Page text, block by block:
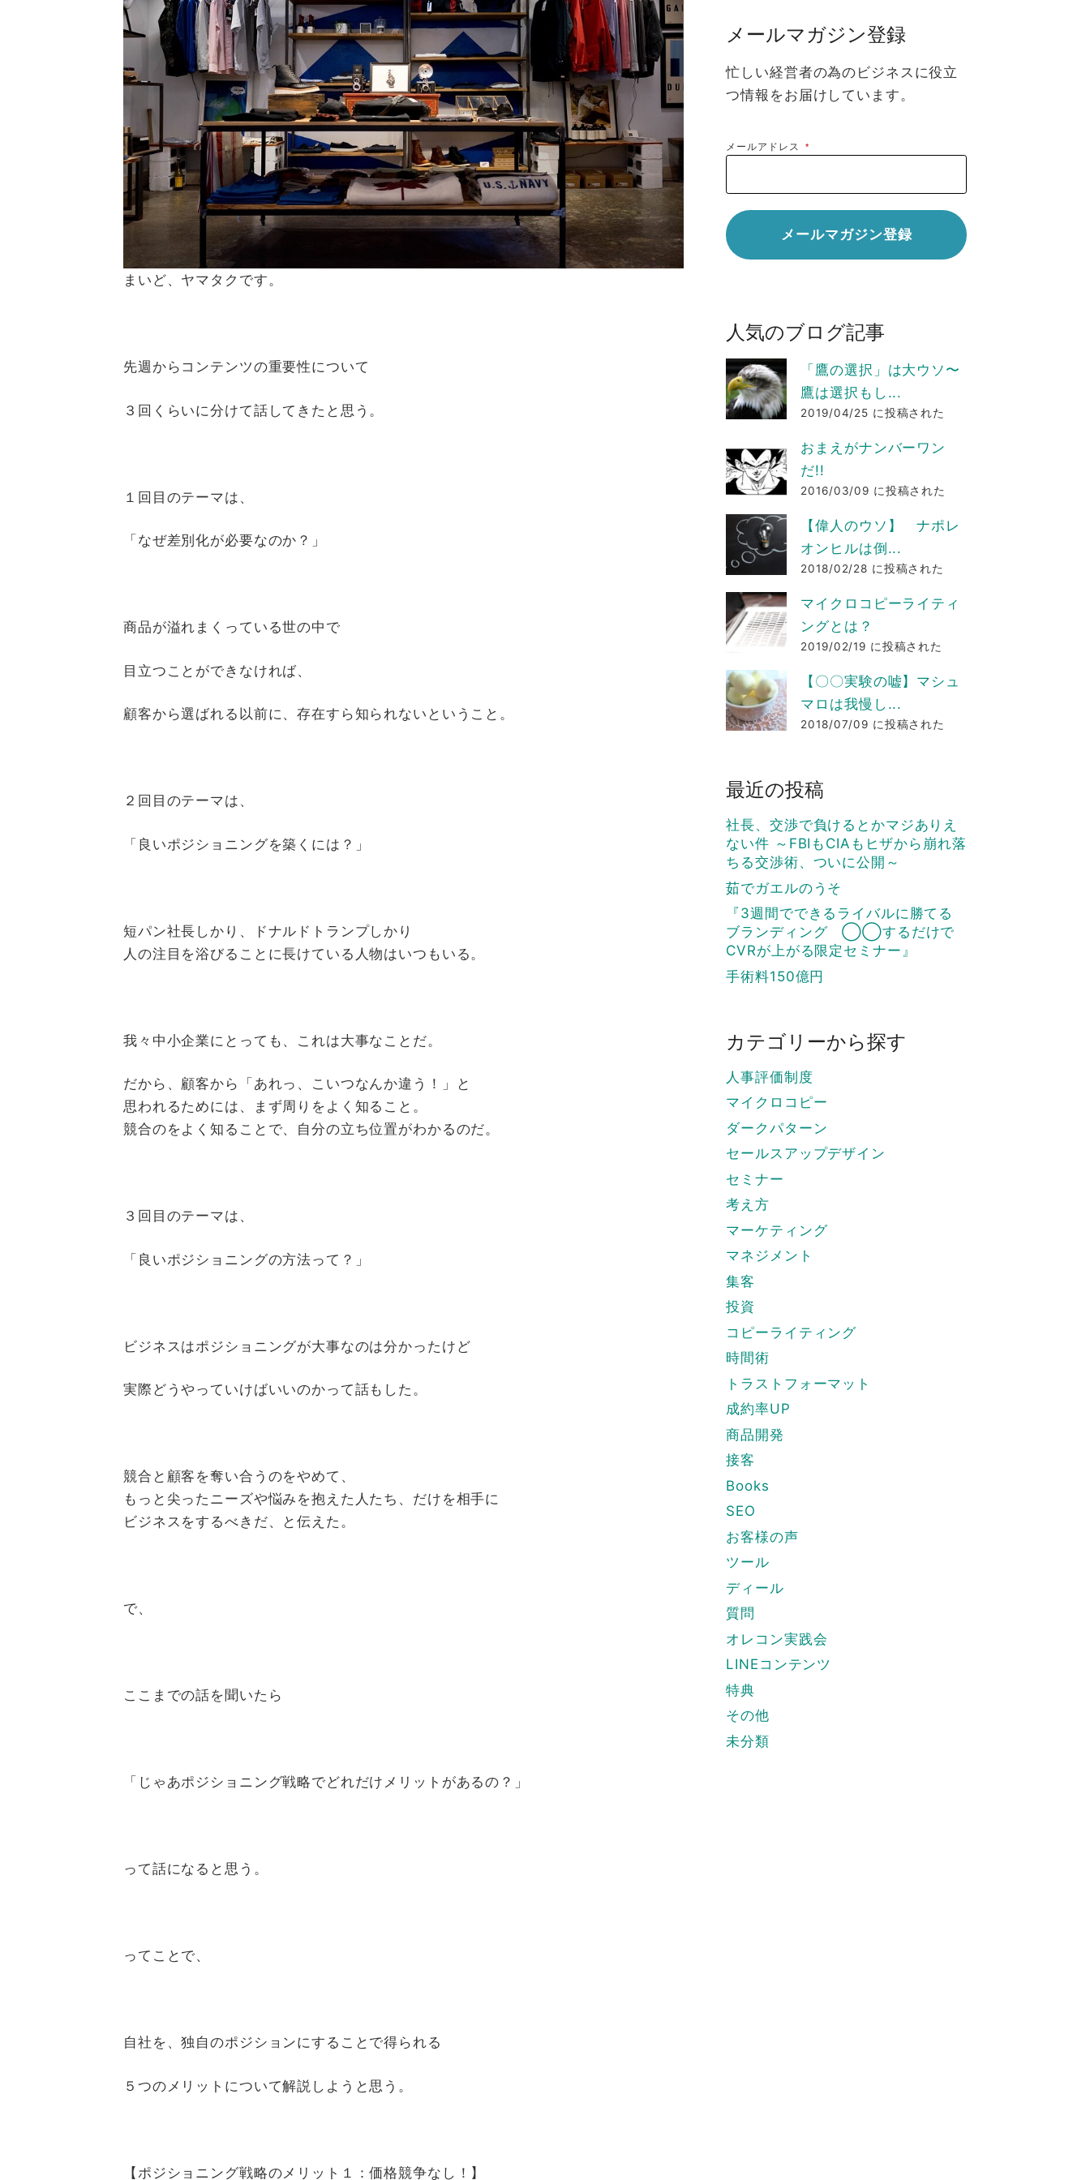
まいど、ヤマタクです。
先週からコンテンツの重要性について
３回くらいに分けて話してきたと思う。
１回目のテーマは、
「なぜ差別化が必要なのか？」
商品が溢れまくっている世の中で
目立つことができなければ、
顧客から選ばれる以前に、存在すら知られないということ。
２回目のテーマは、
「良いポジショニングを築くには？」
短パン社長しかり、ドナルドトランプしかり
人の注目を浴びることに長けている人物はいつもいる。
我々中小企業にとっても、これは大事なことだ。
だから、顧客から「あれっ、こいつなんか違う！」と
思われるためには、まず周りをよく知ること。
競合のをよく知ることで、自分の立ち位置がわかるのだ。
３回目のテーマは、
「良いポジショニングの方法って？」
ビジネスはポジショニングが大事なのは分かったけど
実際どうやっていけばいいのかって話もした。
競合と顧客を奪い合うのをやめて、
もっと尖ったニーズや悩みを抱えた人たち、だけを相手に
ビジネスをするべきだ、と伝えた。
で、
ここまでの話を聞いたら
「じゃあポジショニング戦略でどれだけメリットがあるの？」
って話になると思う。
ってことで、
自社を、独自のポジションにすることで得られる
５つのメリットについて解説しようと思う。
【ポジショニング戦略のメリット１：価格競争なし！】
メールマガジン登録
忙しい経営者の為のビジネスに役立
つ情報をお届けしています。
メールアドレス*
人気のブログ記事
「鷹の選択」は大ウソ〜
鷹は選択もし...
2019/04/25 に投稿された
おまえがナンバーワン
だ!!
2016/03/09 に投稿された
【偉人のウソ】 ナポレ
オンヒルは倒...
2018/02/28 に投稿された
マイクロコピーライティ
ングとは？
2019/02/19 に投稿された
【〇〇実験の嘘】マシュ
マロは我慢し...
2018/07/09 に投稿された
最近の投稿
社長、交渉で負けるとかマジありえ
ない件 ～FBIもCIAもヒザから崩れ落
ちる交渉術、ついに公開～
茹でガエルのうそ
『3週間でできるライバルに勝てる
ブランディング ◯◯するだけで
CVRが上がる限定セミナー』
手術料150億円
カテゴリーから探す
人事評価制度
マイクロコピー
ダークパターン
セールスアップデザイン
セミナー
考え方
マーケティング
マネジメント
集客
投資
コピーライティング
時間術
トラストフォーマット
成約率UP
商品開発
接客
Books
SEO
お客様の声
ツール
ディール
質問
オレコン実践会
LINEコンテンツ
特典
その他
未分類